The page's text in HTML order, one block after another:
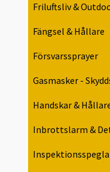
Friluftsliv &
Fängsel & Hållare
Försvarssprayer
Gasmasker -
Handskar &
Inbrottslarm &